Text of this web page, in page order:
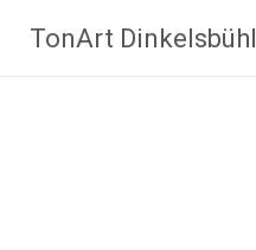
Inhalt
springen
TonArt Dinkelsbühl